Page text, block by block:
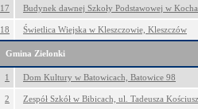
17 Budynek dawnej Szkoły Podstawowej w
18 Świetlica Wiejska w Kleszczowie, Kleszczów
Gmina Zielonki
1 Dom Kultury w Batowicach, Batowice 98
2 Zespół Szkół w Bibicach, ul. Tadeusza